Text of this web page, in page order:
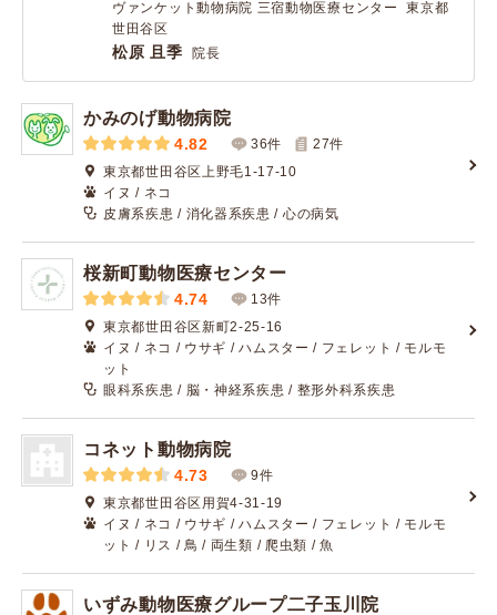
ヴァンケット動物病院 三宿動物医療センター 東京都
世田谷区
松原 且季 院長
かみのげ動物病院
4.82 36件 27件
東京都世田谷区上野毛1-17-10
イヌ / ネコ
皮膚系疾患 / 消化器系疾患 / 心の病気
桜新町動物医療センター
4.74
13件
東京都世田谷区新町2-25-16
イヌ / ネコ / ウサギ / ハムスター / フェレット / モルモ
ット
眼科系疾患 / 脳・神経系疾患 / 整形外科系疾患
コネット動物病院
4.73
9件
東京都世田谷区用賀4-31-19
イヌ / ネコ / ウサギ / ハムスター / フェレット / モルモ
ット / リス / 鳥 / 両生類 / 爬虫類 / 魚
いずみ動物医療グループ二子玉川院